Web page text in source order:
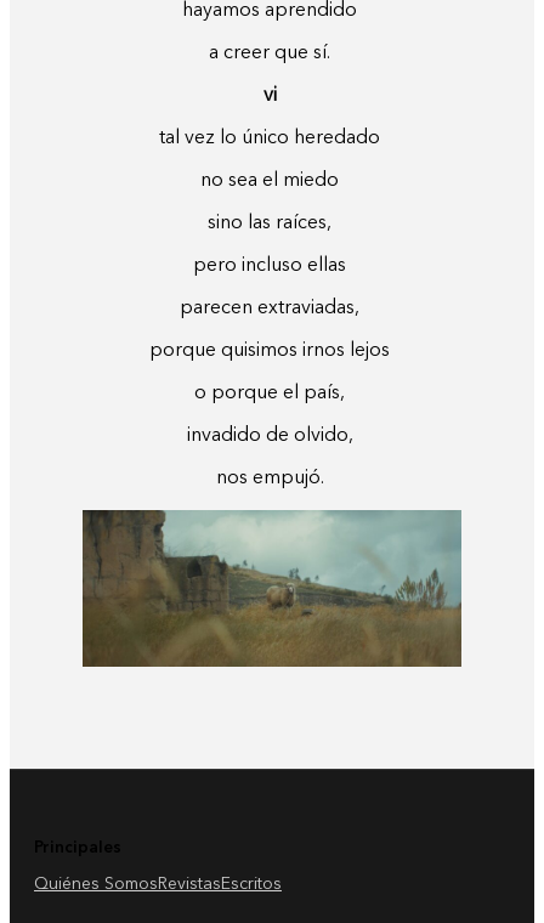
hayamos aprendido
a creer que sí.
vi
tal vez lo único heredado
no sea el miedo
sino las raíces,
pero incluso ellas
parecen extraviadas,
porque quisimos irnos lejos
o porque el país,
invadido de olvido,
nos empujó.
Principales
Quiénes Somos Revistas Escritos